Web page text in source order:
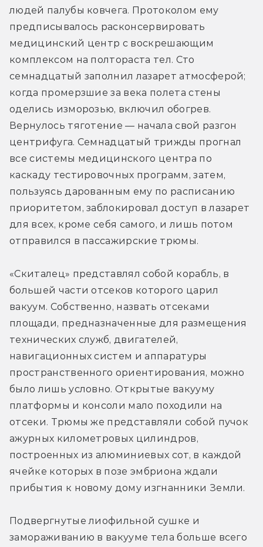
людей палубы ковчега. Протоколом ему
предписывалось расконсервировать
медицинский центр с воскрешающим
комплексом на полтораста тел. Сто
семнадцатый заполнил лазарет атмосферой;
когда промерзшие за века полета стены
оделись изморозью, включил обогрев.
Вернулось тяготение — начала свой разгон
центрифуга. Семнадцатый трижды прогнал
все системы медицинского центра по
каскаду тестировочных программ, затем,
пользуясь дарованным ему по расписанию
приоритетом, заблокировал доступ в лазарет
для всех, кроме себя самого, и лишь потом
отправился в пассажирские трюмы.
«Скиталец» представлял собой корабль, в
большей части отсеков которого царил
вакуум. Собственно, назвать отсеками
площади, предназначенные для размещения
технических служб, двигателей,
навигационных систем и аппаратуры
пространственного ориентирования, можно
было лишь условно. Открытые вакууму
платформы и консоли мало походили на
отсеки. Трюмы же представляли собой пучок
ажурных километровых цилиндров,
построенных из алюминиевых сот, в каждой
ячейке которых в позе эмбриона ждали
прибытия к новому дому изгнанники Земли.
Подвергнутые лиофильной сушке и
замораживанию в вакууме тела больше всего